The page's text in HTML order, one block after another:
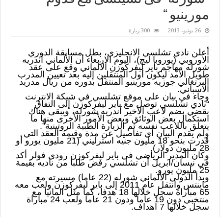
مورينيو “
26 يونيو، 2013 300 زيارة
أعلن نادي تشلسي الانجليزي، بطل مسابقة الدوري
الاوروبي (يوروبا ليج)، اليوم الاربعاء أن الألماني آندريه
شورله مهاجم باير ليفركوزن الألماني وقع على عقد
طويل الأمد ليكون أول المنتقلين إليه بعد تعيين المدرب
البرتغالي جوزيه مورينيو المنتقل بدوره من ريال مدريد
الأسباني.
وجاء في بيان على موقع تشلسي في شبكة الانترنت
“نادي تشلسي توصل مع باير ليفركوزن إلى التفاق
بقضي بضم لاعب الأخير آندريه شورله، ويبقى هناك
استكمال بعض الوثائق وبعض الأمور الأخرى منها ما
يتعلق باللاعب نفسه ثم الزيارة الطبية الروتينية”.
ولم يقدم البيان أي تفاصيل عن مدة وقيمة العقد التي
قدرت بنحو 18 مليون جنيه استرليني (21 مليون يورو أو
28 مليون دولار).
وكان المدير الرياضي في باير ليفركوزن رودي فولر أكد
في نيسان/ابريل أن تشلسي رفض طلبا من ناديه بقيمة
25 مليون يورو.
وبدأ الدولي الألماني شورله (22 عاما) مسيرته مع
ماينتس وانتقل عام 2011 إلى باير ليفركوزن ولعب معه
65 مباراة سجل خلالها 18 هدفا، كما مثل المانيا مع
منتخبي دون 19 عاما ودون 21 عاما ولعب 24 مباراة
سجل خلالها 7 اهداف.